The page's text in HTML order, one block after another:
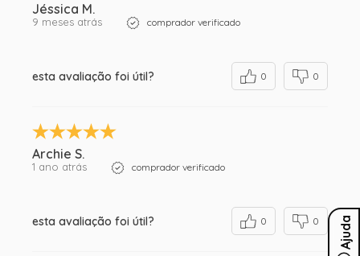
Jéssica M.
9 meses atrás comprador verificado
esta avaliação foi útil? 0 0
Archie S.
1 ano atrás comprador verificado
esta avaliação foi útil? 0 0 Ajuda